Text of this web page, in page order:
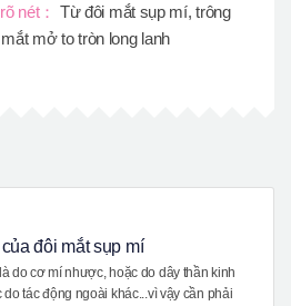
nét： Từ đôi mắt sụp mí, trông
mở to tròn long lanh
đôi mắt sụp mí
do cơ mí nhược, hoặc do dây thần kinh
tác động ngoài khác...vì vậy cần phải